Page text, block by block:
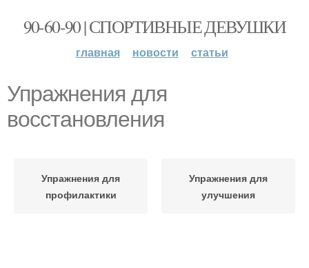
90-60-90 | СПОРТИВНЫЕ ДЕВУШКИ
главная новости статьи
Упражнения для
восстановления
Упражнения для
профилактики
Упражнения для
улучшения